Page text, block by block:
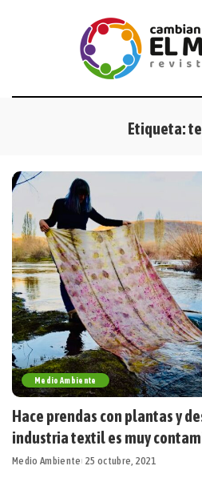
Etiqueta:
Medio Ambiente
Hace prendas con plantas y
industria textil es muy
Medio Ambiente 25 octubre, 2021